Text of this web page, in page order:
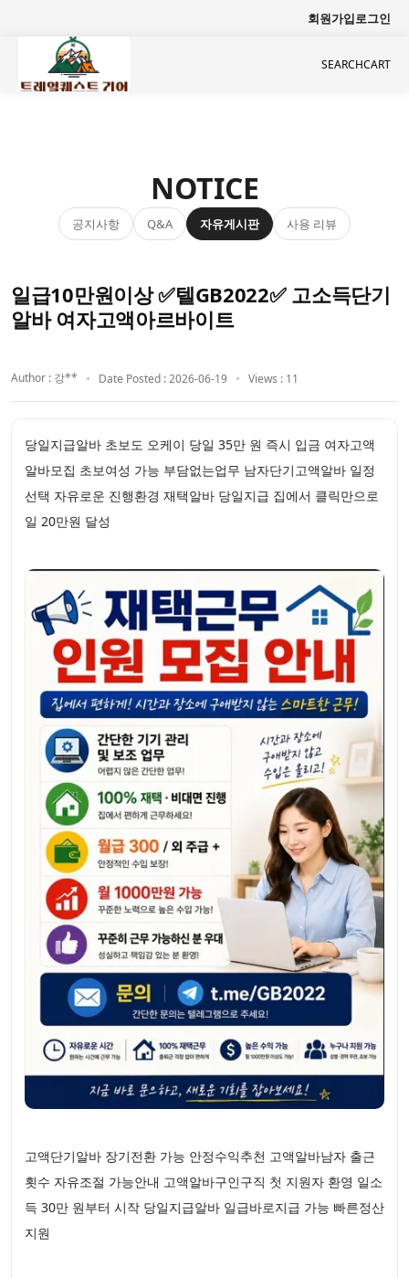
회원가입로그인
SEARCHCART
NOTICE
공지사항 Q&A 자유게시판 사용 리뷰
일급10만원이상 ✅텔GB2022✅ 고소득단기
알바 여자고액아르바이트
Author : 강** Date Posted : 2026-06-19 Views : 11
당일지급알바 초보도 오케이 당일 35만 원 즉시 입금 여자고액
알바모집 초보여성 가능 부담없는업무 남자단기고액알바 일정
선택 자유로운 진행환경 재택알바 당일지급 집에서 클릭만으로
일 20만원 달성
고액단기알바 장기전환 가능 안정수익추천 고액알바남자 출근
횟수 자유조절 가능안내 고액알바구인구직 첫 지원자 환영 일소
득 30만 원부터 시작 당일지급알바 일급바로지급 가능 빠른정산
지원